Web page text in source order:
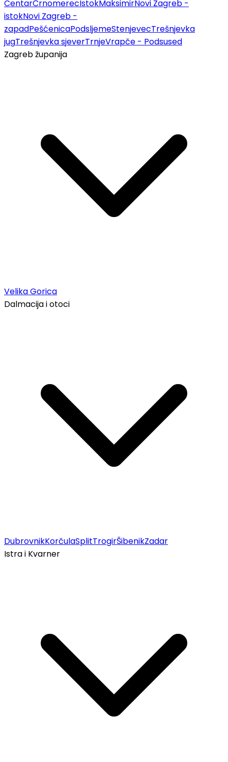
CentarČrnomerecIstokMaksimirNovi Zagreb -
istokNovi Zagreb -
zapadPešćenicaPodsljemeStenjevecTrešnjevka
jugTrešnjevka sjeverTrnjeVrapče - Podsused
Zagreb županija
Velika Gorica
Dalmacija i otoci
DubrovnikKorčulaSplitTrogirŠibenikZadar
Istra i Kvarner